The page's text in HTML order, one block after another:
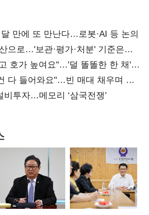
만에 또 만난다…로봇·AI 등 논의
으로…'보관·평가·처분' 기준은
호가 높여요"…'덜 똘똘한 한 채'
다 들어와요"…빈 매대 채우며 문
투자…메모리 ‘삼국전쟁’